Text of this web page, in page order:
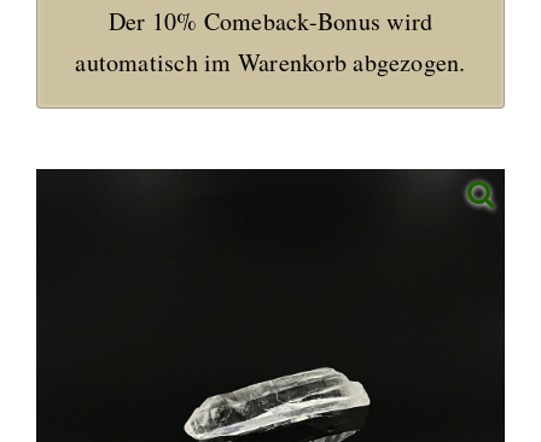
Der 10% Comeback-Bonus wird
automatisch im Warenkorb abgezogen.